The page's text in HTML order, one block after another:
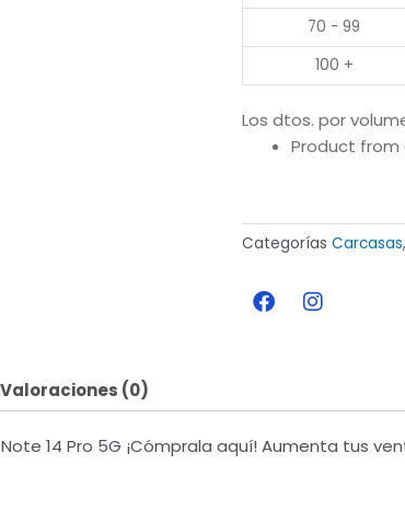
70 - 99
100 +
Los dtos. por
Product from
Categorías Carcasas,
F
a
o
k
I
n
r
a
Valoraciones (0)
14 Pro 5G ¡Cómprala aquí! Aumenta tus